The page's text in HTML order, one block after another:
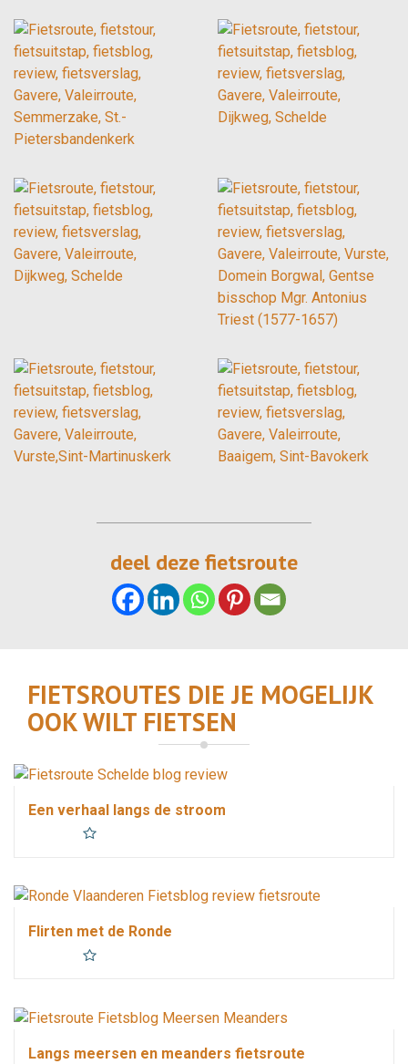
deel deze fietsroute
FIETSROUTES DIE JE MOGELIJK
OOK WILT FIETSEN
vlak
Een verhaal langs de stroom
Flirten met de Ronde
Langs meersen en meanders fietsroute